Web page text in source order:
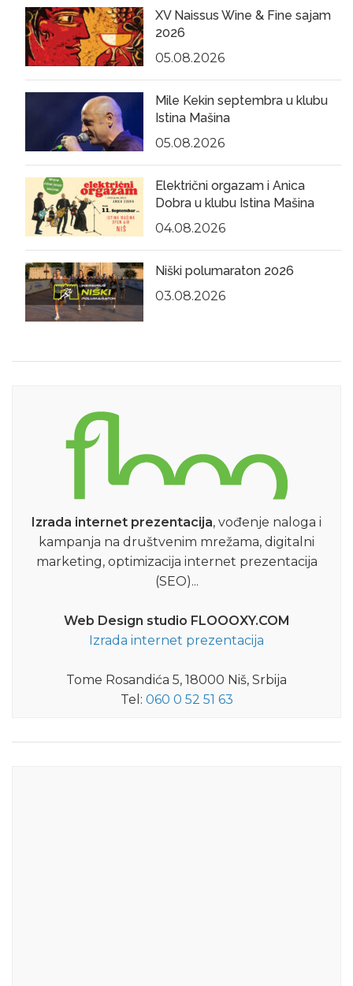
XV Naissus Wine & Fine sajam
2026
05.08.2026
Mile Kekin septembra u klubu
Istina Mašina
05.08.2026
Električni orgazam i Anica
Dobra u klubu Istina Mašina
04.08.2026
Niški polumaraton 2026
03.08.2026
Izrada internet prezentacija, vođenje naloga i
kampanja na društvenim mrežama, digitalni
marketing, optimizacija internet prezentacija
(SEO)...
Web Design studio FLOOOXY.COM
Izrada internet prezentacija
Tome Rosandića 5, 18000 Niš, Srbija
Tel: 060 0 52 51 63